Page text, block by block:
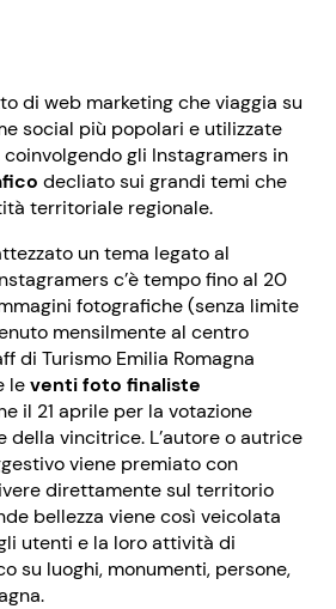
di web marketing che viaggia su
social più popolari e utilizzate
coinvolgendo gli Instagramers in
decliato sui grandi temi che
territoriale regionale.
un tema legato al
c’è tempo fino al 20
fotografiche (senza limite
mensilmente al centro
di Turismo Emilia Romagna
leventi foto finaliste
il 21 aprile per la votazione
della vincitrice. L’autore o autrice
viene premiato con
direttamente sul territorio
bellezza viene così veicolata
utenti e la loro attività di
su luoghi, monumenti, persone,